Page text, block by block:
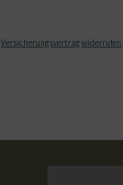
Versicherungsvertrag widerrufen